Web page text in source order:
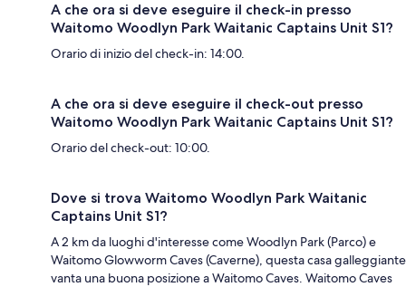
A che ora si deve eseguire il check-in presso
Waitomo Woodlyn Park Waitanic Captains Unit S1?
Orario di inizio del check-in: 14:00.
A che ora si deve eseguire il check-out presso
Waitomo Woodlyn Park Waitanic Captains Unit S1?
Orario del check-out: 10:00.
Dove si trova Waitomo Woodlyn Park Waitanic
Captains Unit S1?
A 2 km da luoghi d'interesse come Woodlyn Park (Parco) e
Waitomo Glowworm Caves (Caverne), questa casa galleggiante
vanta una buona posizione a Waitomo Caves. Waitomo Caves